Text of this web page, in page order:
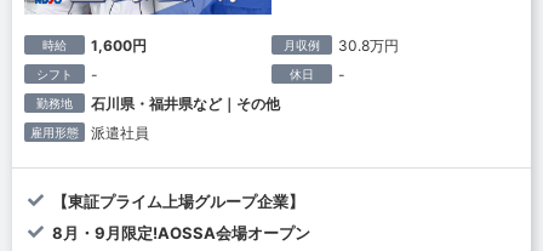
時給 1,600円 月収例 30.8万円
シフト - 休日 -
勤務地 石川県・福井県など｜その他
雇用形態 派遣社員
【東証プライム上場グループ企業】
8月・9月限定!AOSSA会場オープン